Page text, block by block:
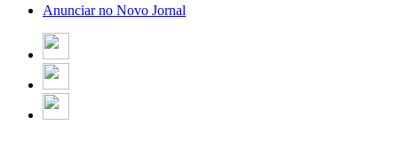
Anunciar no Novo Jornal